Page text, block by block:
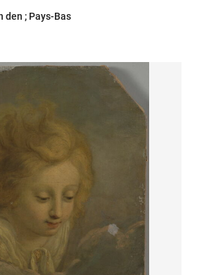
Eeckhout, Gerbrand van den ; Pays-Bas